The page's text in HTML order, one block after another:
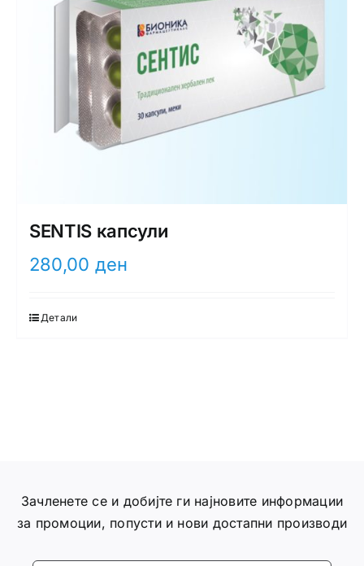
SENTIS капсули
280,00 ден
Детали
Зачленете се и добијте ги најновите информации
за промоции, попусти и нови достапни производи